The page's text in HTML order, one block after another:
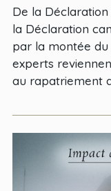
De la
la Déclaration
par la montée du
experts
au rapatriement